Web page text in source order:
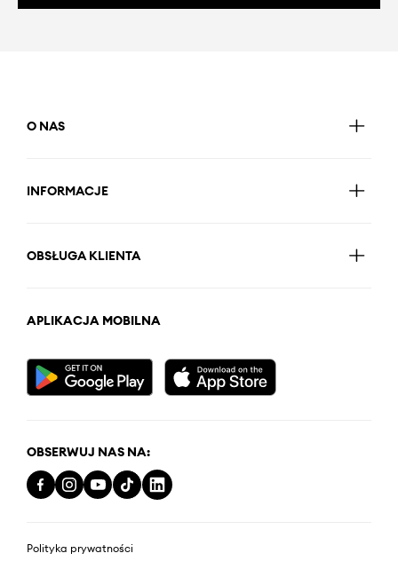
O NAS
INFORMACJE
OBSŁUGA KLIENTA
APLIKACJA MOBILNA
OBSERWUJ NAS NA:
Polityka prywatności